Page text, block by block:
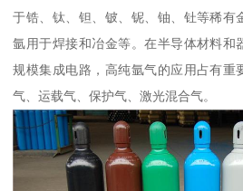
于锆、钛、钽、铍、铌、铀、钍等稀有
氩用于焊接和冶金等。在半导体材料和
规模集成电路，高纯氩气的应用占有重
气、运载气、保护气、激光混合气。